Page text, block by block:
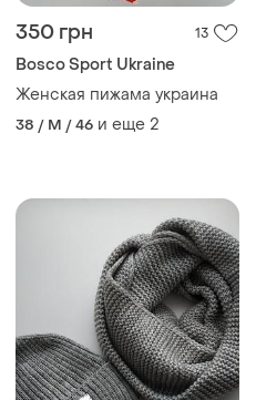
350 грн 13
Bosco Sport Ukraine
Женская пижама украина
38 / M / 46 и еще 2